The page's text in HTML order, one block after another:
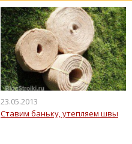
23.05.2013
Ставим баньку, утепляем швы